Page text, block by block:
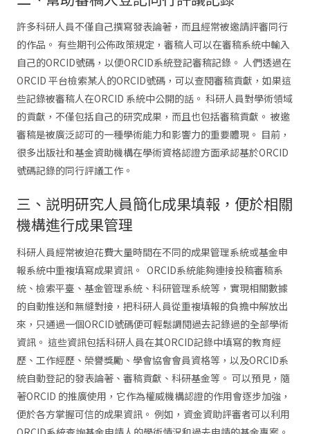
許多科研人員不僅自己撰寫發表論著，而且經常被邀請評審同行
的作品。 有些期刊公佈政策規定，審稿人可以在審稿系統中輸入
自己的ORCID號碼，以便ORCID系統登記審稿記錄。 人們透過在
ORCID 平台檢索某人的ORCID號碼，可以查閱審稿貢獻，如果這
些記錄被審稿人在ORCID 系統中公開的話。 科研人員對學術領域
的貢獻，不僅包括自己的研究成果，而且也包括審稿貢獻。 被邀
審稿是被廣泛認可的一種學術能力和影響力的重要體現。 目前，
很多出版社和基金資助機構在學術資格認證方面承認基於ORCID
號碼記錄的同行評議工作。
三、説明研究人員簡化成果填報，便於相關
機構進行成果管理
科研人員經常被迫花費大量時間在不同的成果管理系統或基金申
報系統中重複填寫成果資訊。 ORCID系統能夠連接投稿審稿系
統、檢索平臺、基金管理系統、科研管理系統等，實現相關數據
的自動推送和無縫對接，把科研人員從重複填報的負擔中解放出
來，只通過一個ORCID號碼便可輕鬆調閱過去記錄過的全部學術
資訊。 這些資訊包括科研人員在其ORCID記錄中填寫的教育經
歷、工作經歷、榮譽獎勵、學會協會會員資格等，以及ORCID系
統自動登記的發表論著、審稿貢獻、科研基金等。 可以預見，隨
著ORCID 的推廣使用，它作為權威機構認證的作用會逐步加強，
便於各方掌握可信的成果資訊。 例如，資金資助評審者可以利用